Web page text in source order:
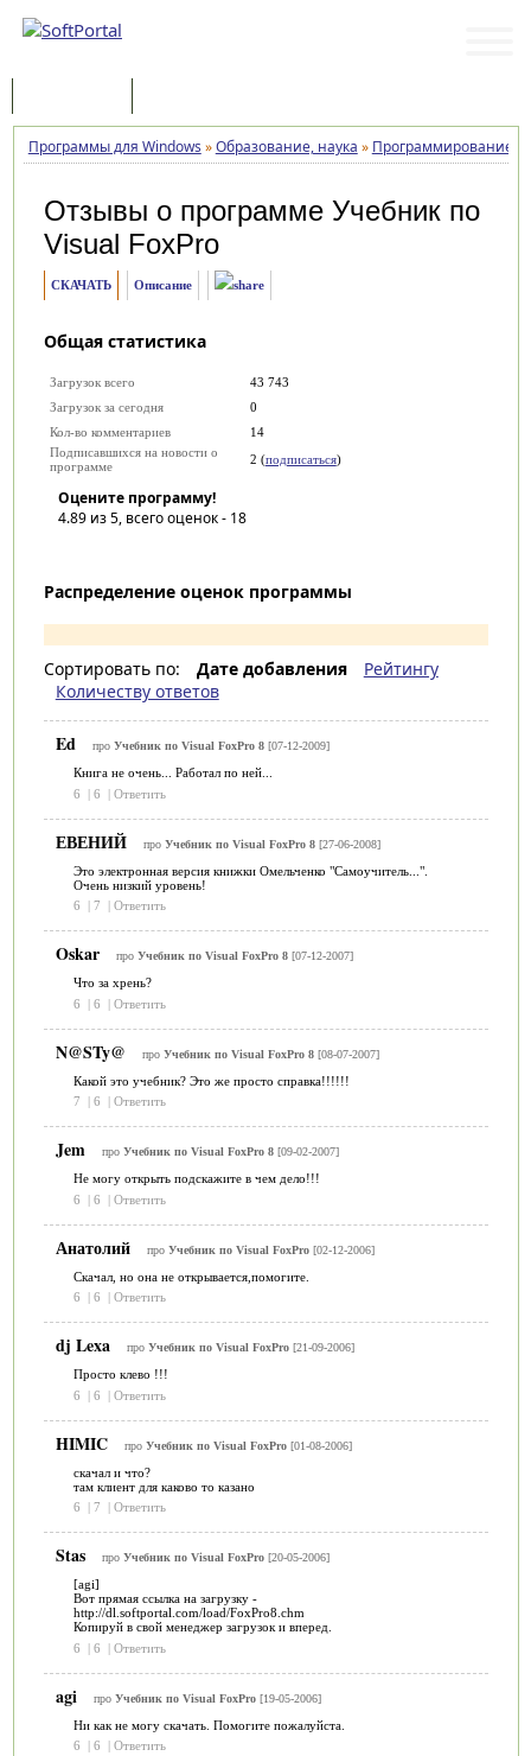
Программы для Windows »Образование, наука » Программирование
Отзывы о программе Учебник по
Visual FoxPro
СКАЧАТЬ Описание
Общая статистика
Загрузок всего
43 743
Загрузок за сегодня
0
Кол-во комментариев
14
Подписавшихся на новости о
программе
2 (подписаться)
Оцените программу!
4.89из 5, всего оценок - 18
Распределение оценок программы
Сортировать по: Дате добавления
Рейтингу
Количеству ответов
Ed про Учебник по Visual FoxPro 8[07-12-2009]
Книга не очень... Работал по ней...
6
| 6 | Ответить
ЕВЕНИЙ про Учебник по Visual FoxPro 8[27-06-2008]
Это электронная версия книжки Омельченко "Самоучитель...".
Очень низкий уровень!
6
| 7 | Ответить
Oskar про Учебник по Visual FoxPro 8[07-12-2007]
Что за хрень?
6
| 6 | Ответить
N@STy@ про Учебник по Visual FoxPro 8[08-07-2007]
Какой это учебник? Это же просто справка!!!!!!
7
| 6 | Ответить
Jem про Учебник по Visual FoxPro 8[09-02-2007]
Не могу открыть подскажите в чем дело!!!
6
| 6 | Ответить
Анатолий про Учебник по Visual FoxPro [02-12-2006]
Скачал, но она не открывается,помогите.
6
| 6 | Ответить
dj Lexa про Учебник по Visual FoxPro [21-09-2006]
Просто клево !!!
6
| 6 | Ответить
HIMIC про Учебник по Visual FoxPro [01-08-2006]
скачал и что?
там клиент для каково то казано
6
| 7 | Ответить
Stas про Учебник по Visual FoxPro [20-05-2006]
[agi]
Вот прямая ссылка на загрузку -
http://dl.softportal.com/load/FoxPro8.chm
Копируй в свой менеджер загрузок и вперед.
6
| 6 | Ответить
agi про Учебник по Visual FoxPro [19-05-2006]
Ни как не могу скачать. Помогите пожалуйста.
6
| 6 | Ответить